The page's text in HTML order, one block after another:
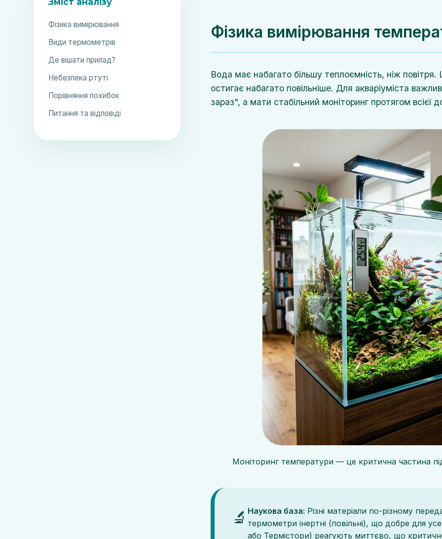
Фізика вимірювання
Види термометрів
Де вішати прилад?
Небезпека ртуті
Порівняння похибок
Питання та відповіді
Фізика вимірювання
Вода має набагато більшу теплоємність, ніж
остигає набагато повільніше. Для акваріуміста
зараз", а мати стабільний моніторинг протягом всієї
Моніторинг температури — це критична частина
🔬 Наукова база: Різні матеріали по-різному
термометри інертні (повільні), що добре для
або Термістори) реагують миттєво, що